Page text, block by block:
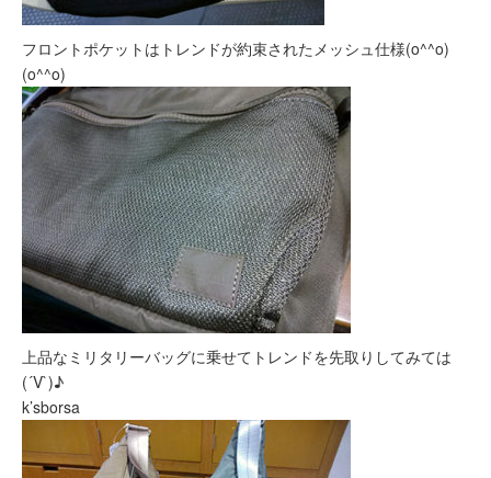
フロントポケットはトレンドが約束されたメッシュ仕様(o^^o)
(o^^o)
上品なミリタリーバッグに乗せてトレンドを先取りしてみては
(´V`)♪
k’sborsa